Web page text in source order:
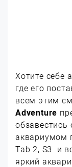
Хотите себе
где его
всем этим
Adventure
аквариумом
Tab 2, S3 и
яркий